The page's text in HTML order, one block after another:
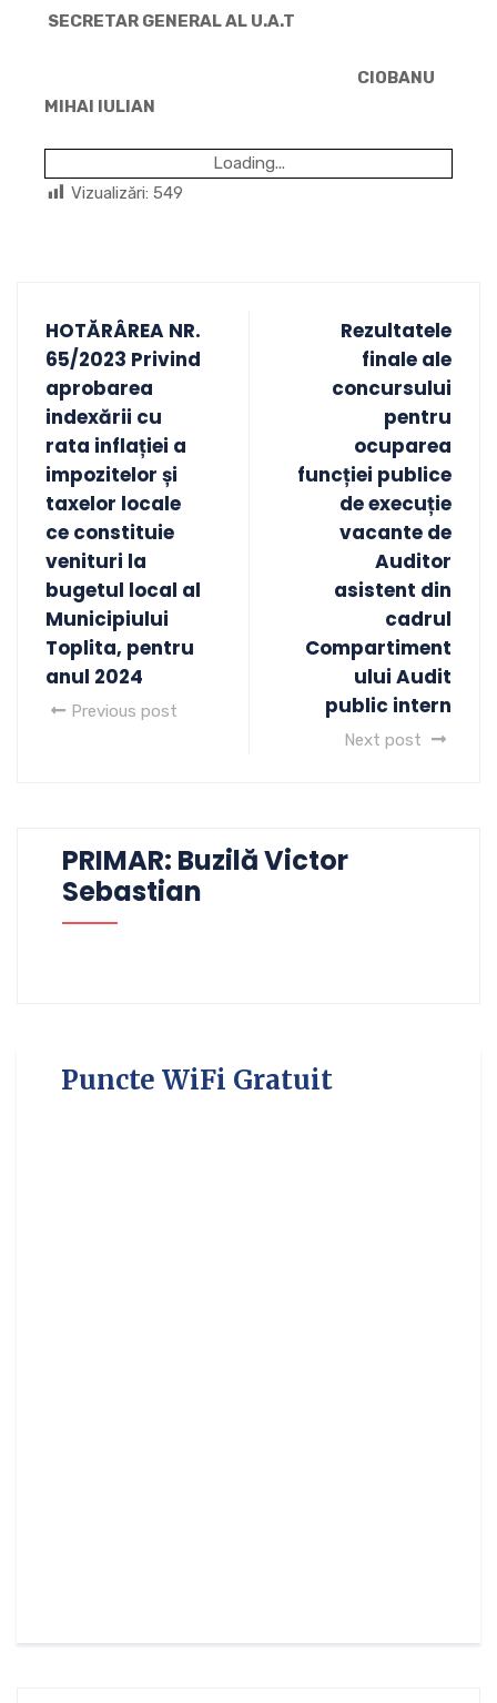
SECRETAR GENERAL AL U.A.T
CIOBANU
MIHAI IULIAN
Loading...
Vizualizări: 549
HOTĂRÂREA NR.
65/2023 Privind
aprobarea
indexării cu
rata inflației a
impozitelor și
taxelor locale
ce constituie
venituri la
bugetul local al
Municipiului
Toplita, pentru
anul 2024
Previous post
Rezultatele
finale ale
concursului
pentru
ocuparea
funcției publice
de execuție
vacante de
Auditor
asistent din
cadrul
Compartiment
ului Audit
public intern
Next post
PRIMAR: Buzilă Victor
Sebastian
Puncte WiFi Gratuit